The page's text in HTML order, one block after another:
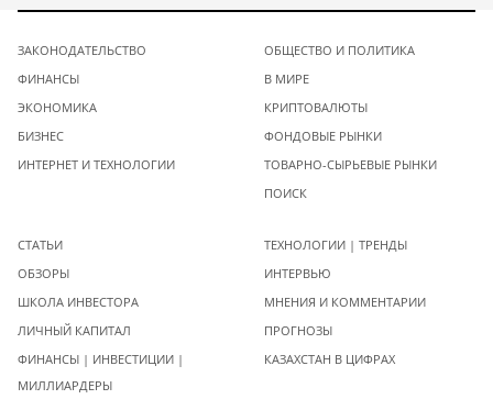
ЗАКОНОДАТЕЛЬСТВО
ФИНАНСЫ
ЭКОНОМИКА
БИЗНЕС
ИНТЕРНЕТ И ТЕХНОЛОГИИ
ОБЩЕСТВО И ПОЛИТИКА
В МИРЕ
КРИПТОВАЛЮТЫ
ФОНДОВЫЕ РЫНКИ
ТОВАРНО-СЫРЬЕВЫЕ РЫНКИ
ПОИСК
СТАТЬИ
ОБЗОРЫ
ШКОЛА ИНВЕСТОРА
ЛИЧНЫЙ КАПИТАЛ
ФИНАНСЫ | ИНВЕСТИЦИИ |
МИЛЛИАРДЕРЫ
ТЕХНОЛОГИИ | ТРЕНДЫ
ИНТЕРВЬЮ
МНЕНИЯ И КОММЕНТАРИИ
ПРОГНОЗЫ
КАЗАХСТАН В ЦИФРАХ